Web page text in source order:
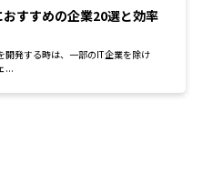
すすめの企業20選と効率
開発する時は、一部のIT企業を除け
...